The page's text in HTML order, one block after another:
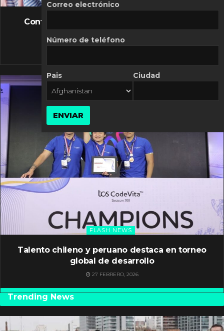
FLASH NEWS
Controversia de Mercado Libre por costos
10 MARZO, 2026
FLASH NEWS
Talento chileno y peruano destaca en torneo
global de desarrollo
27 FEBRERO, 2026
Trending News
Correo electrónico
Número de teléfono
Pais Ciudad
ENVIAR